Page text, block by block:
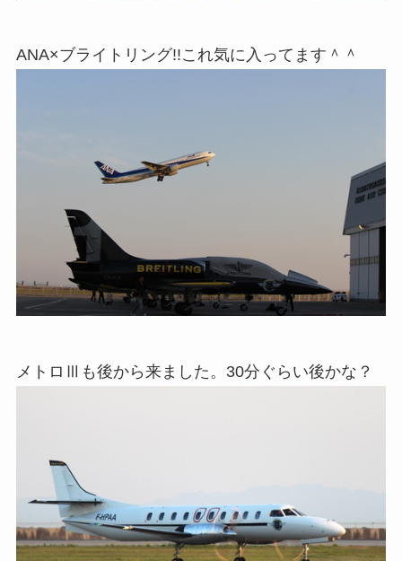
ANA×ブライトリング!!これ気に入ってます＾＾
メトロⅢも後から来ました。30分ぐらい後かな？